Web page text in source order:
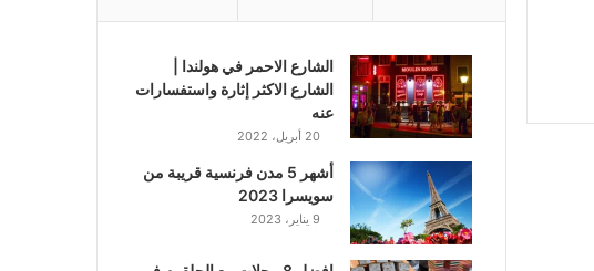
الشارع الاحمر في هولندا |
الشارع الاكثر إثارة واستفسارات
عنه
20 أبريل، 2022
أشهر 5 مدن فرنسية قريبة من
سويسرا 2023
9 يناير، 2023